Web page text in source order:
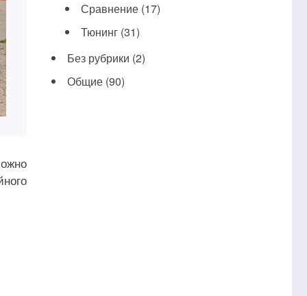
Сравнение(17)
Тюнинг(31)
Без рубрики (2)
Общие(90)